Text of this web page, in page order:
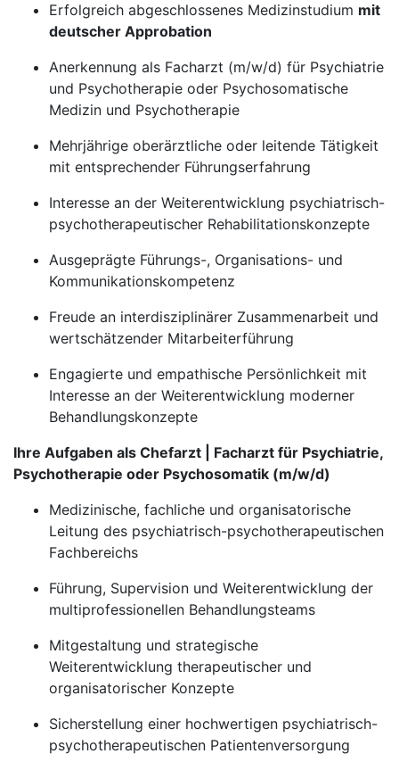
Erfolgreich abgeschlossenes Medizinstudium mit
deutscher Approbation
Anerkennung als Facharzt (m/w/d) für Psychiatrie
und Psychotherapie oder Psychosomatische
Medizin und Psychotherapie
Mehrjährige oberärztliche oder leitende Tätigkeit
mit entsprechender Führungserfahrung
Interesse an der Weiterentwicklung psychiatrisch-
psychotherapeutischer Rehabilitationskonzepte
Ausgeprägte Führungs-, Organisations- und
Kommunikationskompetenz
Freude an interdisziplinärer Zusammenarbeit und
wertschätzender Mitarbeiterführung
Engagierte und empathische Persönlichkeit mit
Interesse an der Weiterentwicklung moderner
Behandlungskonzepte
Ihre Aufgaben als Chefarzt | Facharzt für Psychiatrie,
Psychotherapie oder Psychosomatik (m/w/d)
Medizinische, fachliche und organisatorische
Leitung des psychiatrisch-psychotherapeutischen
Fachbereichs
Führung, Supervision und Weiterentwicklung der
multiprofessionellen Behandlungsteams
Mitgestaltung und strategische
Weiterentwicklung therapeutischer und
organisatorischer Konzepte
Sicherstellung einer hochwertigen psychiatrisch-
psychotherapeutischen Patientenversorgung